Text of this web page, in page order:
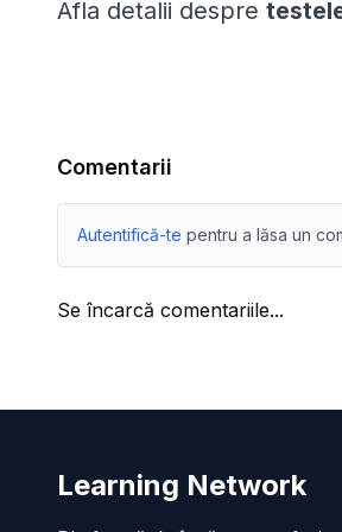
Afla detalii despre
Comentarii
Autentifică-te pentru a lăsa un
Se încarcă comentariile...
Learning Network